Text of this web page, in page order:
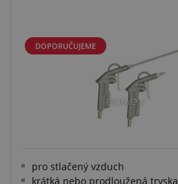
DOPORUČUJEME
pro stlačený vzduch
krátká nebo prodloužená tryska